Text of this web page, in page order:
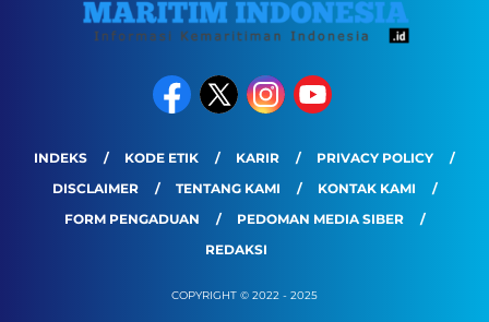
INDEKS KODE ETIK KARIR
PRIVACY POLICY
DISCLAIMER
TENTANG KAMI
KONTAK KAMI
FORM PENGADUAN
PEDOMAN MEDIA SIBER
REDAKSI
COPYRIGHT © 2022 - 2025